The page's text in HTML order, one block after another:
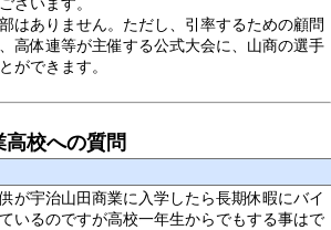
はありません。ただし、引率するための顧問
高体連等が主催する公式大会に、山商の選手
ができます。
校への質問
が宇治山田商業に入学したら長期休暇にバイ
いるのですが高校一年生からでもする事はで